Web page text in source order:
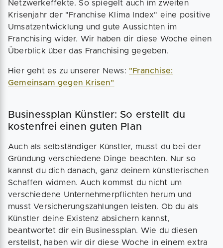
Netzwerkeffekte. So spiegelt auch im zweiten
Krisenjahr der "Franchise Klima Index" eine positive
Umsatzentwicklung und gute Aussichten im
Franchising wider. Wir haben dir diese Woche einen
Überblick über das Franchising gegeben.
Hier geht es zu unserer News: "Franchise:
Gemeinsam gegen Krisen"
Businessplan Künstler: So erstellt du
kostenfrei einen guten Plan
Auch als selbständiger Künstler, musst du bei der
Gründung verschiedene Dinge beachten. Nur so
kannst du dich danach, ganz deinem künstlerischen
Schaffen widmen. Auch kommst du nicht um
verschiedene Unternehmerpflichten herum und
musst Versicherungszahlungen leisten. Ob du als
Künstler deine Existenz absichern kannst,
beantwortet dir ein Businessplan. Wie du diesen
erstellst, haben wir dir diese Woche in einem extra